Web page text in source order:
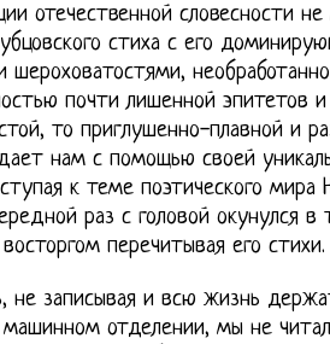
отечественной словесности
стиха с его
шероховатостями,
почти лишенной эпитетов
то приглушенно-плавной и
нам с помощью своей
к теме поэтического мира
раз с головой окунулся в
перечитывая его стихи.
не записывая и всю жизнь
машинном отделении, мы не